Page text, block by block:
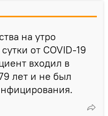
на утро
от COVID-19
входил в
лет и не был